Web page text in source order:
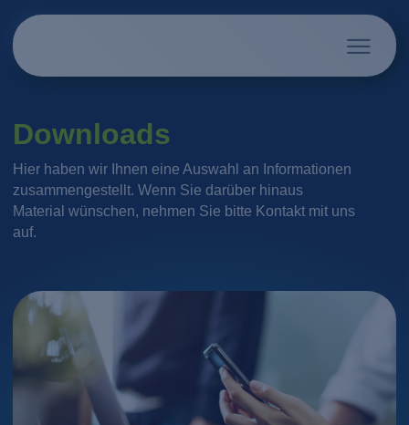
Downloads
Hier haben wir Ihnen eine Auswahl an Informationen
zusammengestellt. Wenn Sie darüber hinaus
Material wünschen, nehmen Sie bitte Kontakt mit uns
auf.